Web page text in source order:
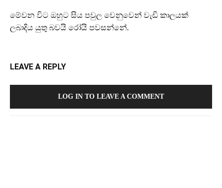
මේවන විට ඔහුට සිය පවුල වෙනුවෙන් වැඩි කාලයක්
ලබාදිය යුතු බවයි රෝයි පවසන්නේ.
LEAVE A REPLY
LOG IN TO LEAVE A COMMENT